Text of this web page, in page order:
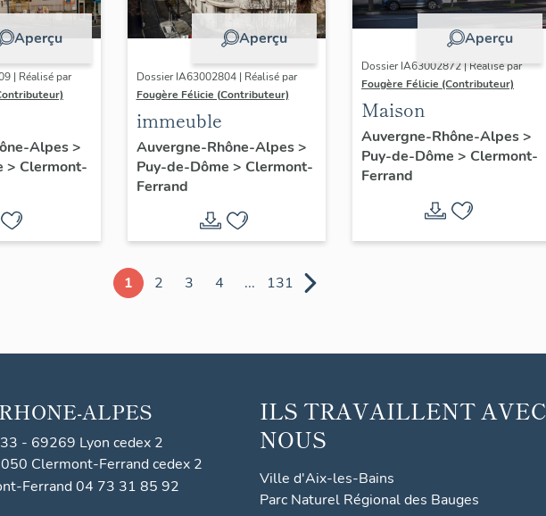
Aperçu
| Réalisé par
Alpes>
> Clermont-
Aperçu
Dossier IA63002804 | Réalisé par
Fougère Félicie (Contributeur)
immeuble
Auvergne-Rhône-Alpes>
Puy-de-Dôme > Clermont-
Ferrand
Aperçu
Dossier IA63002872 | Réalisé par
Fougère Félicie (Contributeur)
Maison
Auvergne-Rhône-Alpes>
Puy-de-Dôme > Clermont-
Ferrand
1 2 3 4 ... 131
ALPES
- 69269 Lyon cedex 2
Clermont-Ferrand cedex 2
Ferrand 04 73 31 85 92
ILS TRAVAILLENT AVEC
NOUS
Ville d'Aix-les-Bains
Parc Naturel Régional des Bauges